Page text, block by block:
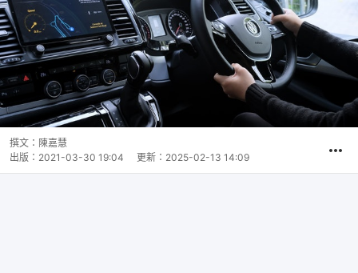
撰文： 陳嘉慧
出版： 2021-03-30 19:04 更新： 2025-02-13 14:09